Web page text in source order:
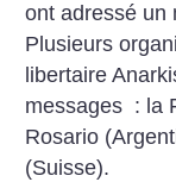
ont adressé un
Plusieurs
libertaire
messages : la
Rosario
(Suisse).